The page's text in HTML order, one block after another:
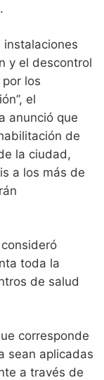
y el descontrol
los
el
anunció que
de
la ciudad,
a los más de
toda la
de salud
corresponde
sean aplicadas
a través de